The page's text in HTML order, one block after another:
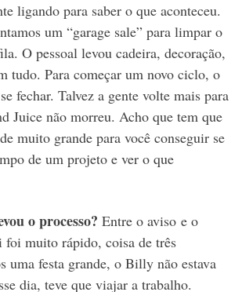
ligando para saber o que aconteceu.
um “garage sale” para limpar o
O pessoal levou cadeira, decoração,
tudo. Para começar um novo ciclo, o
fechar. Talvez a gente volte mais para
Juice não morreu. Acho que tem que
muito grande para você conseguir se
de um projeto e ver o que
o processo? Entre o aviso e o
foi muito rápido, coisa de três
uma festa grande, o Billy não estava
dia, teve que viajar a trabalho.